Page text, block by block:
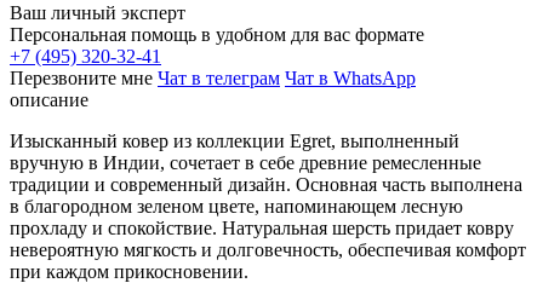
Ваш личный эксперт
Персональная помощь в удобном для вас формате
+7 (495) 320-32-41
Перезвоните мне Чат в телеграм Чат в WhatsApp
описание
Изысканный ковер из коллекции Egret, выполненный
вручную в Индии, сочетает в себе древние ремесленные
традиции и современный дизайн. Основная часть выполнена
в благородном зеленом цвете, напоминающем лесную
прохладу и спокойствие. Натуральная шерсть придает ковру
невероятную мягкость и долговечность, обеспечивая комфорт
при каждом прикосновении.